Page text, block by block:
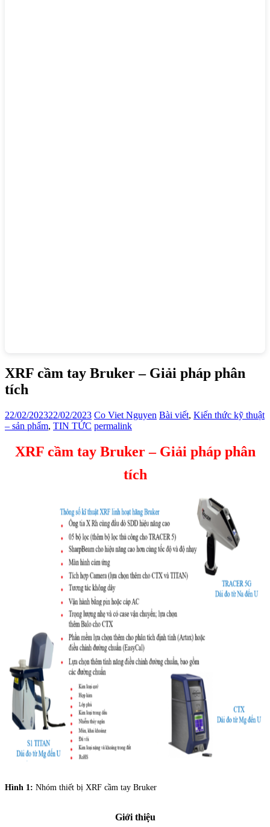
XRF cầm tay Bruker – Giải pháp phân
tích
22/02/202322/02/2023 Co Viet Nguyen Bài viết, Kiến thức kỹ thuật
– sản phẩm, TIN TỨC permalink
XRF cầm tay Bruker – Giải pháp phân
tích
Hình 1: Nhóm thiết bị XRF cầm tay Bruker
Giới thiệu